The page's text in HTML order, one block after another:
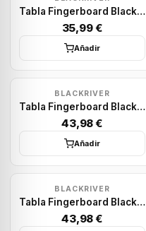
Tabla Fingerboard Blackriver: Wide Mini Logo Nature 32mm
35,99 €
Añadir
BLACKRIVER
Tabla Fingerboard Blackriver: New Skull Turquoise Wide 32mm
43,98 €
Añadir
BLACKRIVER
Tabla Fingerboard Blackriver: Broadcast Totem X-Wide 33.3mm
43,98 €